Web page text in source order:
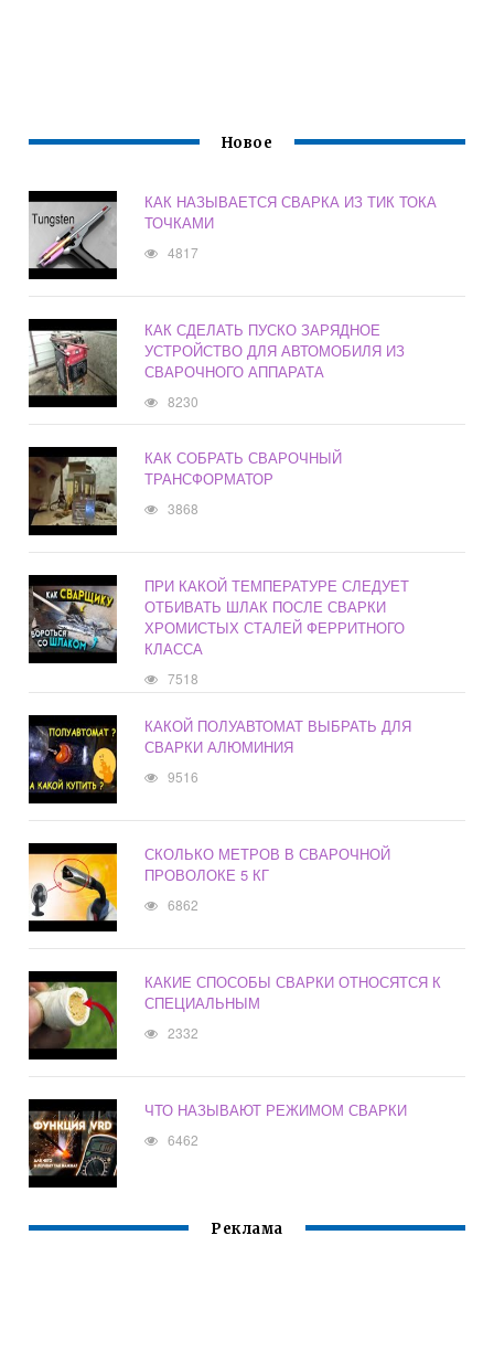
Новое
КАК НАЗЫВАЕТСЯ СВАРКА ИЗ ТИК ТОКА
ТОЧКАМИ
4817
КАК СДЕЛАТЬ ПУСКО ЗАРЯДНОЕ
УСТРОЙСТВО ДЛЯ АВТОМОБИЛЯ ИЗ
СВАРОЧНОГО АППАРАТА
8230
КАК СОБРАТЬ СВАРОЧНЫЙ
ТРАНСФОРМАТОР
3868
ПРИ КАКОЙ ТЕМПЕРАТУРЕ СЛЕДУЕТ
ОТБИВАТЬ ШЛАК ПОСЛЕ СВАРКИ
ХРОМИСТЫХ СТАЛЕЙ ФЕРРИТНОГО
КЛАССА
7518
КАКОЙ ПОЛУАВТОМАТ ВЫБРАТЬ ДЛЯ
СВАРКИ АЛЮМИНИЯ
9516
СКОЛЬКО МЕТРОВ В СВАРОЧНОЙ
ПРОВОЛОКЕ 5 КГ
6862
КАКИЕ СПОСОБЫ СВАРКИ ОТНОСЯТСЯ К
СПЕЦИАЛЬНЫМ
2332
ЧТО НАЗЫВАЮТ РЕЖИМОМ СВАРКИ
6462
Реклама